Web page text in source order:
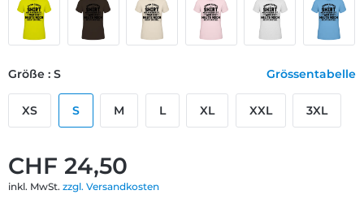
CHF 24,50
inkl. MwSt. zzgl. Versandkosten
Größe : S Grössentabelle
XS S M L XL XXL 3XL